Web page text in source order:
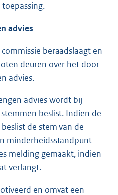
advies
beraadslaagt en
deuren over het door
advies.
advies wordt bij
beslist. Indien de
de stem van de
minderheidsstandpunt
melding gemaakt, indien
verlangt.
en omvat een